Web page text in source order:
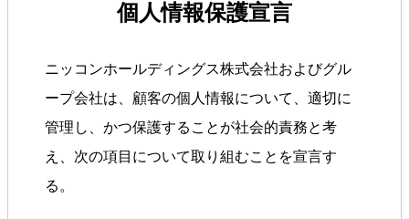
個人情報保護宣言
ニッコンホールディングス株式会社およびグル
ープ会社は、顧客の個人情報について、適切に
管理し、かつ保護することが社会的責務と考
え、次の項目について取り組むことを宣言す
る。